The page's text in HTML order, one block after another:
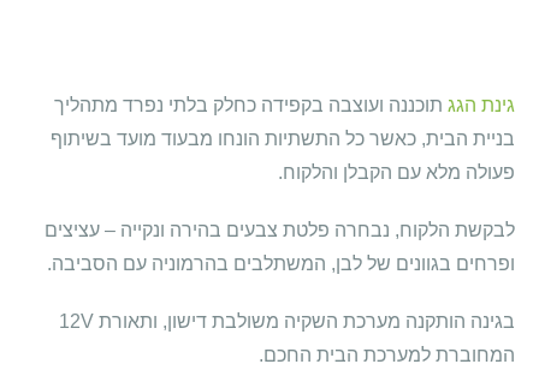
גינת הגג תוכננה ועוצבה בקפידה כחלק בלתי נפרד מתהליך
בניית הבית, כאשר כל התשתיות הונחו מבעוד מועד בשיתוף
פעולה מלא עם הקבלן והלקוח.
לבקשת הלקוח, נבחרה פלטת צבעים בהירה ונקייה – עציצים
ופרחים בגוונים של לבן, המשתלבים בהרמוניה עם הסביבה.
בגינה הותקנה מערכת השקיה משולבת דישון, ותאורת 12V
המחוברת למערכת הבית החכם.